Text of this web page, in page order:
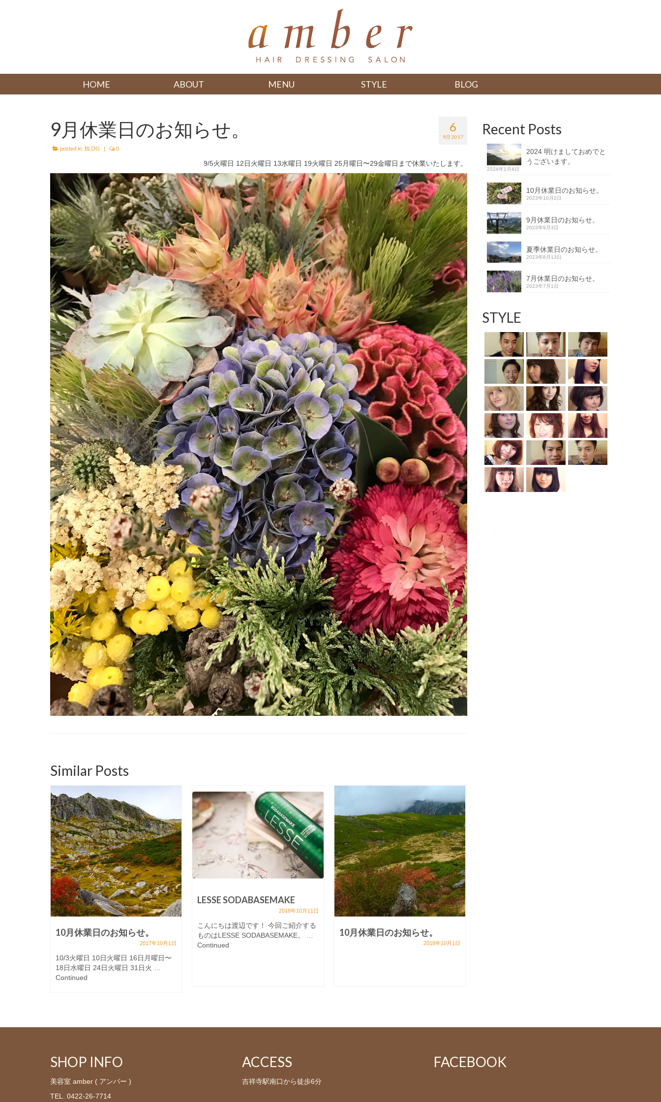
HOME ABOUT MENU STYLE BLOG
6
9月 2017
9月休業日のお知らせ。
posted in: BLOG | 0
9/5火曜日 12日火曜日 13水曜日 19火曜日 25月曜日〜29金曜日まで休業いたします。
Similar Posts
10月休業日のお知らせ。
2017年10月1日
10/3火曜日 10日火曜日 16日月曜日〜
18日水曜日 24日火曜日 31日火 …
Continued
LESSE SODABASEMAKE
2018年10月11日
こんにちは渡辺です！ 今回ご紹介する
ものはLESSE SODABASEMAKE。 …
Continued
10月休業日のお知らせ。
2018年10月1日
Recent Posts
2024 明けましておめでと
うございます。
2024年1月4日
10月休業日のお知らせ。
2023年10月2日
9月休業日のお知らせ。
2023年9月3日
夏季休業日のお知らせ。
2023年8月13日
7月休業日のお知らせ。
2023年7月1日
STYLE
SHOP INFO
美容室 amber ( アンバー )
TEL. 0422-26-7714
ACCESS
吉祥寺駅南口から徒歩6分
FACEBOOK